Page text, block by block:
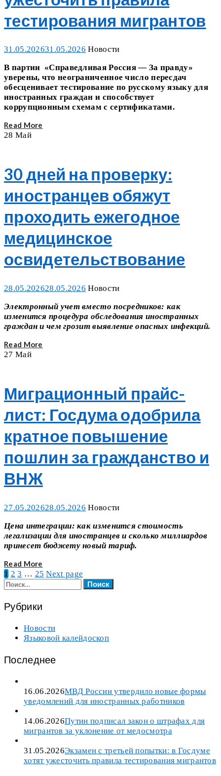
тестирования мигрантов
Posted
31.05.202631.05.2026 Categories
Новости
В партии «Справедливая Россия — За правду»
уверены, что неограниченное число пересдач
обесценивает тестирование по русскому языку для
иностранных граждан и способствует
коррупционным схемам с сертификатами.
Read More
28 Май
30 дней на проверку:
иностранцев обяжут
проходить ежегодное
медицинское
освидетельствование
Posted
28.05.202628.05.2026 Categories
Новости
Электронный учет вместо посредников: как
изменится процедура обследования иностранных
граждан и чем грозит выявление опасных инфекций.
Read More
27 Май
Миграционный прайс-
лист: Госдума одобрила
кратное повышение
пошлин за гражданство и
ВНЖ
Posted
27.05.202628.05.2026 Categories
Новости
Цена интеграции: как изменится стоимость
легализации для иностранцев и сколько миллиардов
принесет бюджету новый тариф.
Read More
1 2 3 … 25 Next page
Найти:
Рубрики
Новости
Языковой калейдоскоп
Последнее
16.06.2026МВД России утвердило новые формы
уведомлений для иностранных работников
14.06.2026Путин подписал закон о штрафах для
мигрантов за уклонение от медосмотра
31.05.2026Экзамен с третьей попытки: в Госдуме
хотят ужесточить правила тестирования мигрантов